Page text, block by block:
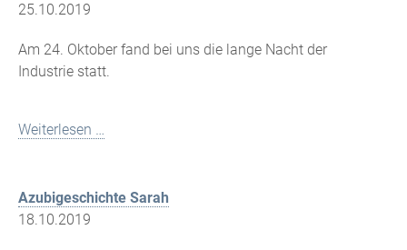
25.10.2019
Am 24. Oktober fand bei uns die lange Nacht der
Industrie statt.
Weiterlesen …
Azubigeschichte Sarah
18.10.2019